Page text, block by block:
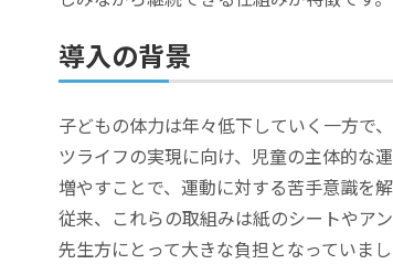
導入の背景
子どもの体力は年々低下していく一方で
ツライフの実現に向け、児童の主体的な
増やすことで、運動に対する苦手意識を
従来、これらの取組みは紙のシートやア
先生方にとって大きな負担となっていま